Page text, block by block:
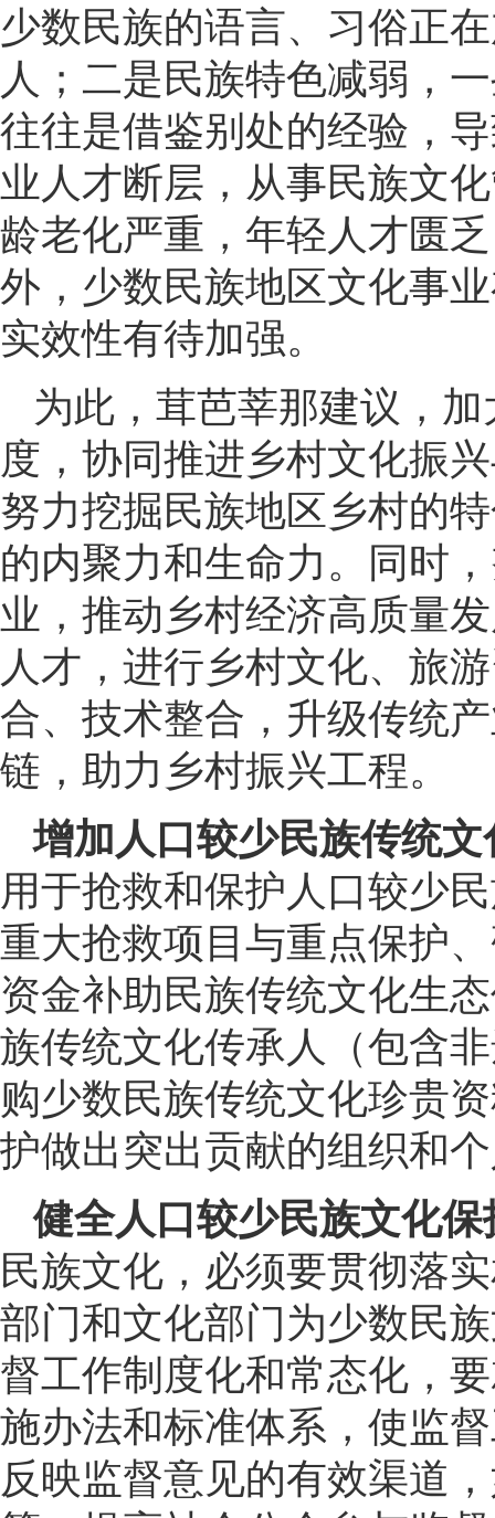
少数民族的语言、习俗正
人；二是民族特色减弱，
往往是借鉴别处的经验，
业人才断层，从事民族文
龄老化严重，年轻人才匮
外，少数民族地区文化事
实效性有待加强。
为此，茸芭莘那建议，
度，协同推进乡村文化振
努力挖掘民族地区乡村的
的内聚力和生命力。同时
业，推动乡村经济高质量
人才，进行乡村文化、旅
合、技术整合，升级传统
链，助力乡村振兴工程。
增加人口较少民族传统
用于抢救和保护人口较少
重大抢救项目与重点保护
资金补助民族传统文化生
族传统文化传承人（包含
购少数民族传统文化珍贵
护做出突出贡献的组织和
健全人口较少民族文化
民族文化，必须要贯彻落
部门和文化部门为少数民
督工作制度化和常态化，
施办法和标准体系，使监
反映监督意见的有效渠道